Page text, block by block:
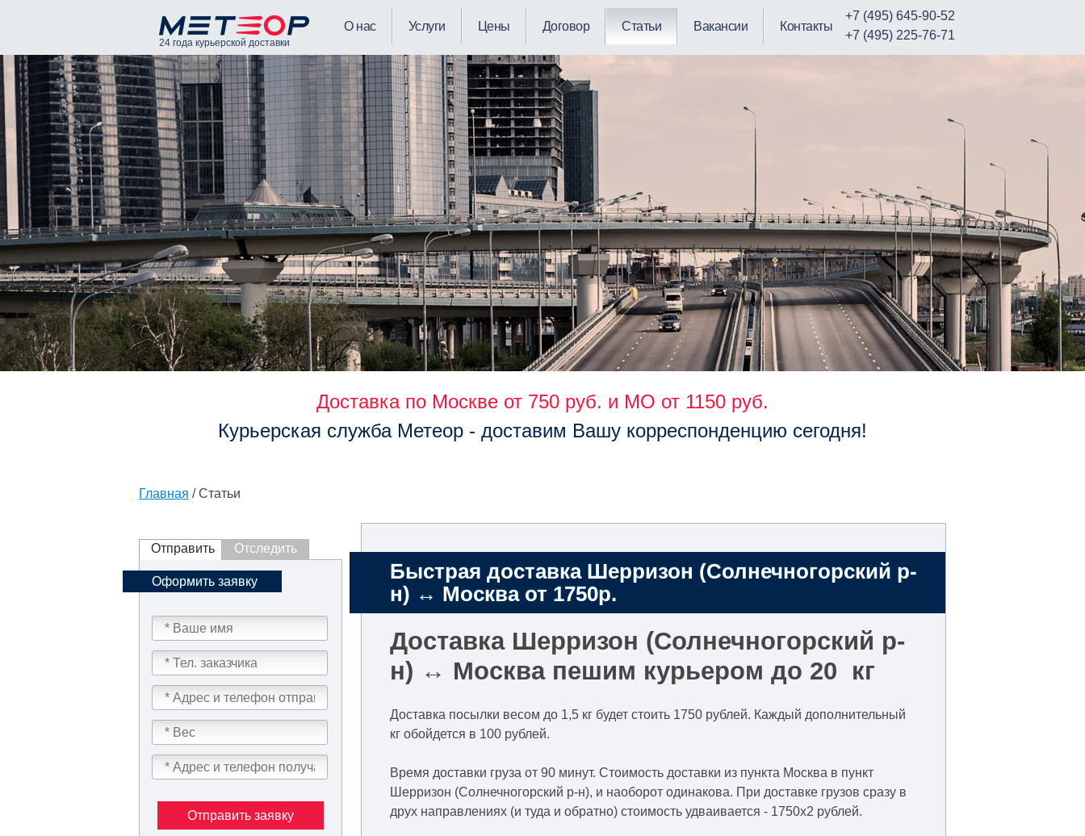
24 года курьерской доставки
О нас Услуги Цены Договор Статьи Вакансии Контакты
+7 (495) 645-90-52
+7 (495) 225-76-71
Доставка по Москве от 750 руб. и МО от 1150 руб.
Курьерская служба Метеор - доставим Вашу корреспонденцию сегодня!
Главная / Статьи
Быстрая доставка Шерризон (Солнечногорский р-
н) ↔ Москва от 1750р.
Доставка Шерризон (Солнечногорский р-
н) ↔ Москва пешим курьером до 20 кг
Доставка посылки весом до 1,5 кг будет стоить 1750 рублей. Каждый дополнительный
кг обойдется в 100 рублей.
Время доставки груза от 90 минут. Стоимость доставки из пункта Москва в пункт
Шерризон (Солнечногорский р-н), и наоборот одинакова. При доставке грузов сразу в
друх направлениях (и туда и обратно) стоимость удваивается - 1750x2 рублей.
Отправить Отследить
Оформить заявку
Отправить заявку